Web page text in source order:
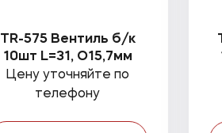
TR-575 Вентиль б/к
10шт L=31, O15,7мм
Цену уточняйте по
телефону